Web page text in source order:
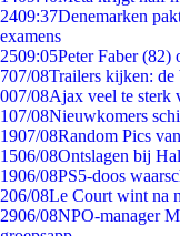
2409:37Denemarken
examens
2509:05Peter Faber (82)
707/08Trailers kijken: de
007/08Ajax veel te sterk
107/08Nieuwkomers
1907/08Random Pics
1506/08Ontslagen bij
1906/08PS5-doos
206/08Le Court wint na
2906/08NPO-manager